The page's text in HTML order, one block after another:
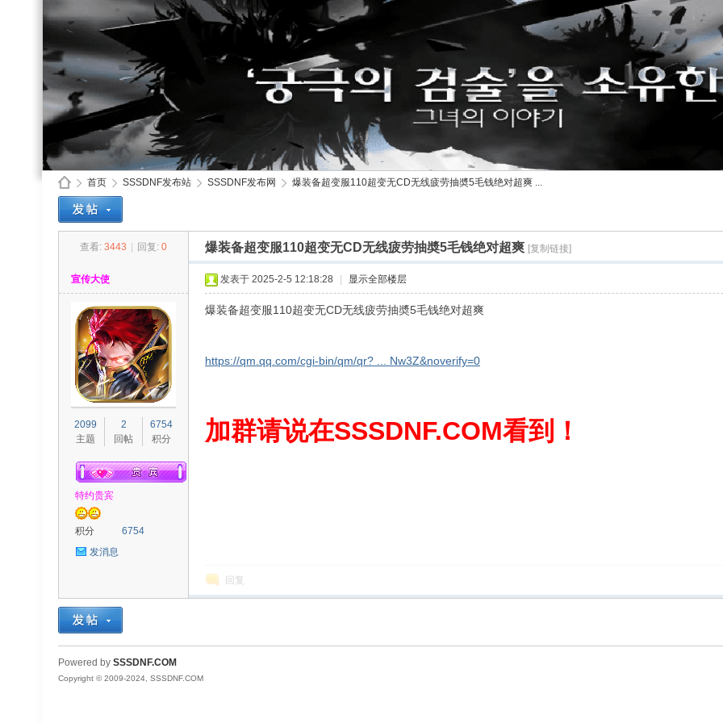
首页
›
SSSDNF发布站 SSSDNF发布网
›
爆装备超变服110超变无CD无线疲劳抽奬5毛钱绝对超爽 ...
查看: 3443 回复: 0 爆装备超变服110超变无CD无线疲劳抽奬5毛钱绝对超爽 [复制链接]
宣传大使
2099
主题
2
回帖
6754
积分
特约贵宾
积分
6754
发消息
发表于 2025-2-5 12:18:28 显示全部楼层
爆装备超变服110超变无CD无线疲劳抽奬5毛钱绝对超爽
https://qm.qq.com/cgi-bin/qm/qr? ... Nw3Z&noverify=0
加群请说在SSSDNF.COM看到！
回复
Powered by SSSDNF.COM
Copyright © 2009-2024, SSSDNF.COM